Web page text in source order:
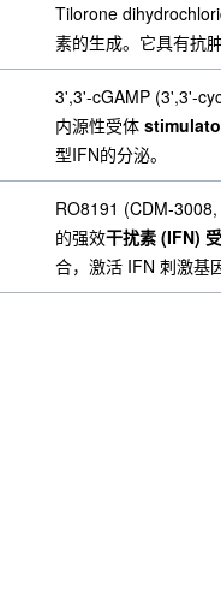
Tilorone
素的生成。它具有抗
3',3'-cGAMP (3',3'-
内源性受体
型IFN的分泌。
RO8191 (CDM-
的强效干扰素 (IFN)
合，激活 IFN 刺激基